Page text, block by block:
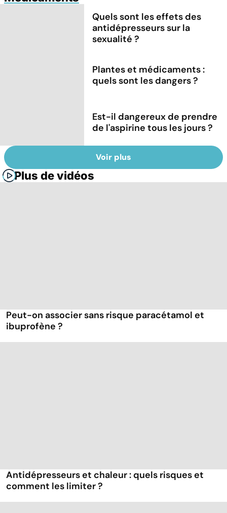
Quels sont les effets des
antidépresseurs sur la
sexualité ?
Plantes et médicaments :
quels sont les dangers ?
Est-il dangereux de prendre
de l'aspirine tous les jours ?
Voir plus
Plus de vidéos
Peut-on associer sans risque paracétamol et
ibuprofène ?
Antidépresseurs et chaleur : quels risques et
comment les limiter ?